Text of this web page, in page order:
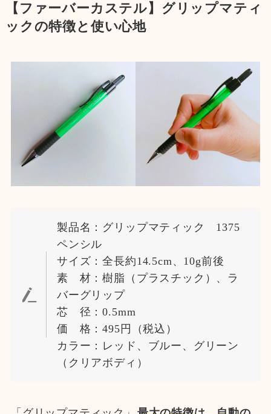
【ファーバーカステル】グリップマティ
ックの特徴と使い心地
製品名：グリップマティック 1375
ペンシル
サイズ：全長約14.5cm、10g前後
素 材：樹脂（プラスチック）、ラ
バーグリップ
芯 径：0.5mm
価 格：495円（税込）
カラー：レッド、ブルー、グリーン
（クリアボディ）